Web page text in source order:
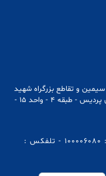
و تقاطع بزرگراه شهید
میثمی - جنب کوچه 115- ساختمان اداری پردیس - طبقه ۴ - واحد ١۵ -
031-37775676 - سامانه پیامکی : 100006080 - تلفکس :